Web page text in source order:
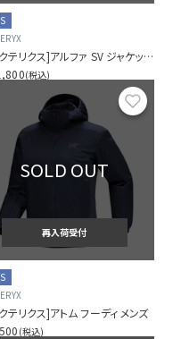
[アークテリクス]アルファ SV ジャケット メンズ
(税込)
り
SOLD OUT
再入荷受付
テリクス]アトム フーディ メンズ
(税込)